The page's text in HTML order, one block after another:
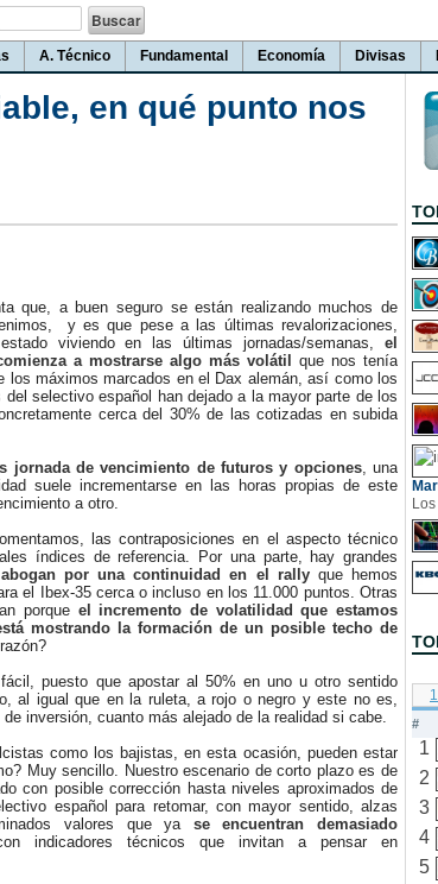
A. Técnico Fundamental Economía Divisas
en qué punto nos
que, a buen seguro se están realizando muchos de
y es que pese a las últimas revalorizaciones,
viviendo en las últimas jornadas/semanas, el
a mostrarse algo más volátil
que nos tenía
los máximos marcados en el Dax alemán, así como los
selectivo español han dejado a la mayor parte de los
cerca del 30% de las cotizadas en subida
jornada de vencimiento de futuros y opciones, una
suele incrementarse en las horas propias de este
a otro.
las contraposiciones en el aspecto técnico
índices de referencia. Por una parte, hay grandes
abogan por una continuidad en el rallyque hemos
el Ibex-35 cerca o incluso en los 11.000 puntos. Otras
porque el incremento de volatilidad que estamos
mostrando la formación de un posible techo de
puesto que apostar al 50% en uno u otro sentido
al igual que en la ruleta, a rojo o negro y este no es,
inversión, cuanto más alejado de la realidad si cabe.
como los bajistas, en esta ocasión, pueden estar
Muy sencillo. Nuestro escenario de corto plazo es de
con posible corrección hasta niveles aproximados de
español para retomar, con mayor sentido, alzas
valores que ya se encuentran demasiado
indicadores técnicos que invitan a pensar en
#
1
2
3
4
5